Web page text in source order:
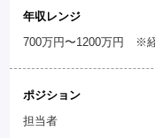
年収レンジ
700万円〜1200万円 ※
ポジション
担当者